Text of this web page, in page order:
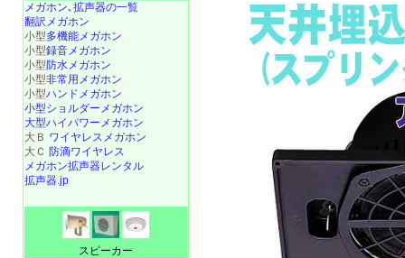
メガホン､拡声器の一覧
翻訳メガホン
小型多機能メガホン
小型録音メガホン
小型防水メガホン
小型非常用メガホン
小型ハンドメガホン
小型ショルダーメガホン
大型ハイパワーメガホン
大Ｂ ワイヤレスメガホン
大Ｃ 防滴ワイヤレス
メガホン拡声器レンタル
拡声器.jp
スピーカー